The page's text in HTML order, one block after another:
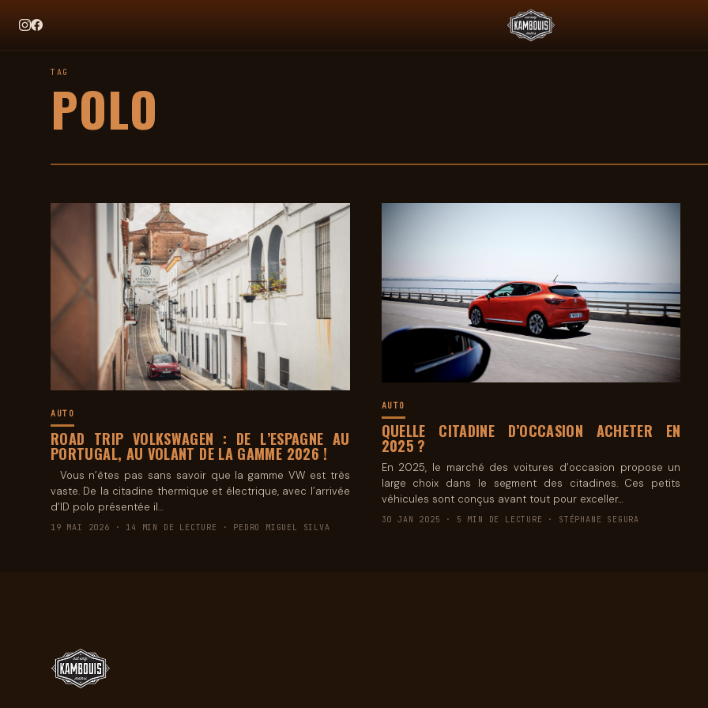
TAG HEUER X TEAM IKUZAWA : LE COME-BACK QUI SENT BON L'ESSENCE ET LE PADDOCK JAPONAIS
TAG
POLO
AUTO
ROAD TRIP VOLKSWAGEN : DE L’ESPAGNE AU
PORTUGAL, AU VOLANT DE LA GAMME 2026 !
Vous n’êtes pas sans savoir que la gamme VW est très
vaste. De la citadine thermique et électrique, avec l’arrivée
d’ID polo présentée il…
19 MAI 2026 · 14 MIN DE LECTURE · PEDRO MIGUEL SILVA
AUTO
QUELLE CITADINE D’OCCASION ACHETER EN
2025 ?
En 2025, le marché des voitures d’occasion propose un
large choix dans le segment des citadines. Ces petits
véhicules sont conçus avant tout pour exceller…
30 JAN 2025 · 5 MIN DE LECTURE · STÉPHANE SEGURA